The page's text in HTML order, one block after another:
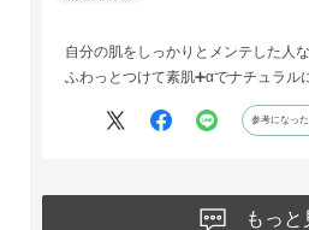
自分の肌をしっかりとメンテした人
ふわっとつけて素肌➕αでナチュラル
参考になった
もっと